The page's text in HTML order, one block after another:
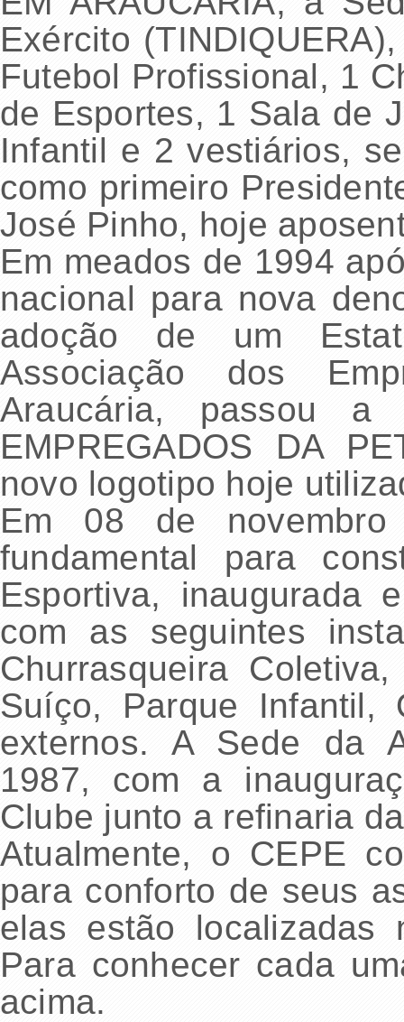
Exército
Futebol Profissional, 1
de Esportes, 1 Sala de
Infantil e 2 vestiários,
como primeiro
José Pinho, hoje
Em meados de 1994
nacional para nova
adoção de um
Associação dos
Araucária, passou
EMPREGADOS DA
novo logotipo hoje
Em 08 de
fundamental para
Esportiva, inaugurada
com as seguintes
Churrasqueira
Suíço, Parque Infantil,
externos. A Sede da
1987, com a
Clube junto a refinaria
Atualmente, o CEPE
para conforto de seus
elas estão
Para conhecer cada
acima.